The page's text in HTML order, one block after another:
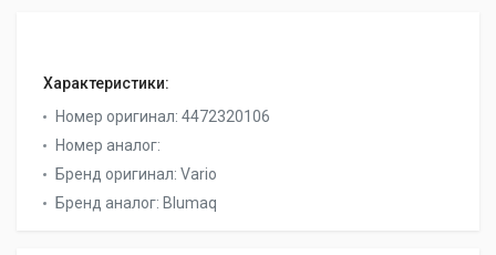
Характеристики:
Номер оригинал: 4472320106
Номер аналог:
Бренд оригинал: Vario
Бренд аналог: Blumaq